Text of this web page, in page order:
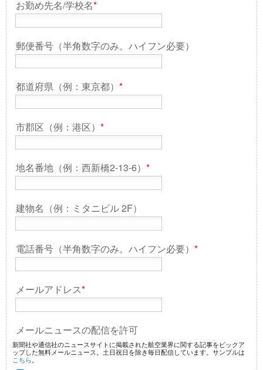
お勤め先名/学校名*
郵便番号（半角数字のみ。ハイフン必要）
都道府県（例：東京都） *
市郡区（例：港区） *
地名番地（例：西新橋2-13-6） *
建物名（例：ミタニビル 2F）
電話番号（半角数字のみ。ハイフン必要） *
メールアドレス*
メールニュースの配信を許可
新聞社や通信社のニュースサイトに掲載された航空業界に関する記事をピックア
ップした無料メールニュース。土日祝日を除き毎日配信しています。サンプルは
こちら